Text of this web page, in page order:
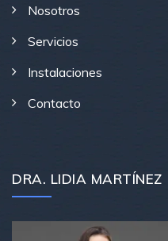
Nosotros
Servicios
Instalaciones
Contacto
DRA. LIDIA MARTÍNEZ